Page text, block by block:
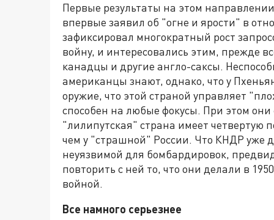
Первые результаты на этом
впервые заявил об "огне и ярости" в
зафиксировал многократный рост
войну, и интересовались этим, прежде
канадцы и другие англо-саксы.
американцы знают, однако, что у
оружие, что этой страной управляет
способен на любые фокусы. При этом
"лилипутская" страна имеет
чем у "страшной" России. Что КНДР уже
неуязвимой для бомбардировок,
повторить с ней то, что они делали в
войной.
Все намного серьезнее